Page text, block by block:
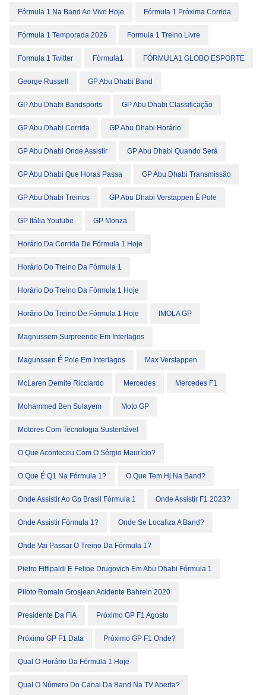
Fórmula 1 Na Band Ao Vivo Hoje Fórmula 1 Próxima Corrida
Fórmula 1 Temporada 2026 Formula 1 Treino Livre
Formula 1 Twitter Fórmula1 FÓRMULA1 GLOBO ESPORTE
George Russell GP Abu Dhabi Band
GP Abu Dhabi Bandsports GP Abu Dhabi Classificação
GP Abu Dhabi Corrida GP Abu Dhabi Horário
GP Abu Dhabi Onde Assistir GP Abu Dhabi Quando Será
GP Abu Dhabi Que Horas Passa GP Abu Dhabi Transmissão
GP Abu Dhabi Treinos GP Abu Dhabi Verstappen É Pole
GP Itália Youtube GP Monza
Horário Da Corrida De Fórmula 1 Hoje
Horário Do Treino Da Fórmula 1
Horário Do Treino Da Fórmula 1 Hoje
Horário Do Treino De Fórmula 1 Hoje IMOLA GP
Magnussem Surpreende Em Interlagos
Magunssen É Pole Em Interlagos Max Verstappen
McLaren Demite Ricciardo Mercedes Mercedes F1
Mohammed Ben Sulayem Moto GP
Motores Com Tecnologia Sustentável
O Que Aconteceu Com O Sérgio Maurício?
O Que É Q1 Na Fórmula 1? O Que Tem Hj Na Band?
Onde Assistir Ao Gp Brasil Fórmula 1 Onde Assistir F1 2023?
Onde Assistir Fórmula 1? Onde Se Localiza A Band?
Onde Vai Passar O Treino Da Fórmula 1?
Pietro Fittipaldi E Felipe Drugovich Em Abu Dhabi Fórmula 1
Piloto Romain Grosjean Acidente Bahrein 2020
Presidente Da FIA Próximo GP F1 Agosto
Próximo GP F1 Data Próximo GP F1 Onde?
Qual O Horário Da Fórmula 1 Hoje
Qual O Número Do Canal Da Band Na TV Aberta?